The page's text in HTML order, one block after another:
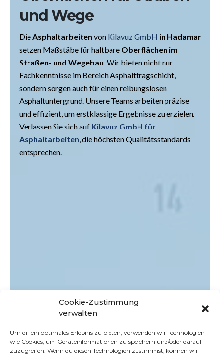
Cookie-Zustimmung
verwalten
Um dir ein optimales Erlebnis zu bieten, verwenden wir Technologien
wie Cookies, um Geräteinformationen zu speichern und/oder darauf
zuzugreifen. Wenn du diesen Technologien zustimmst, können wir
und Wege
DieAsphaltarbeiten von Kilavuz GmbH in Hadamar
setzen Maßstäbe für haltbare Oberflächen im
Straßen- und Wegebau. Wir bieten nicht nur
Fachkenntnisse im Bereich Asphalttragschicht,
sondern sorgen auch für einen reibungslosen
Asphaltuntergrund. Unsere Teams arbeiten präzise
und effizient, um erstklassige Ergebnisse zu erzielen.
Verlassen Sie sich auf Kilavuz GmbH für
Asphaltarbeiten, die höchsten Qualitätsstandards
entsprechen.